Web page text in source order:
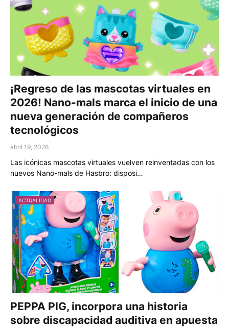
¡Regreso de las mascotas virtuales en
2026! Nano-mals marca el inicio de una
nueva generación de compañeros
tecnológicos
abril 19, 2026
Las icónicas mascotas virtuales vuelven reinventadas con los
nuevos Nano-mals de Hasbro: disposi…
ACTUALIDAD
PEPPA PIG, incorpora una historia
sobre discapacidad auditiva en apuesta